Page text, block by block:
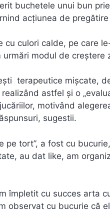
buchetele unui bun
acțiunea de
cu culori calde, pe care
urmări modul de
terapeutice mișcate,
astfel și o
motivând
sugestii.
pe tort”, a fost cu
au dat like, am
împletit cu succes arta
observat cu bucurie că